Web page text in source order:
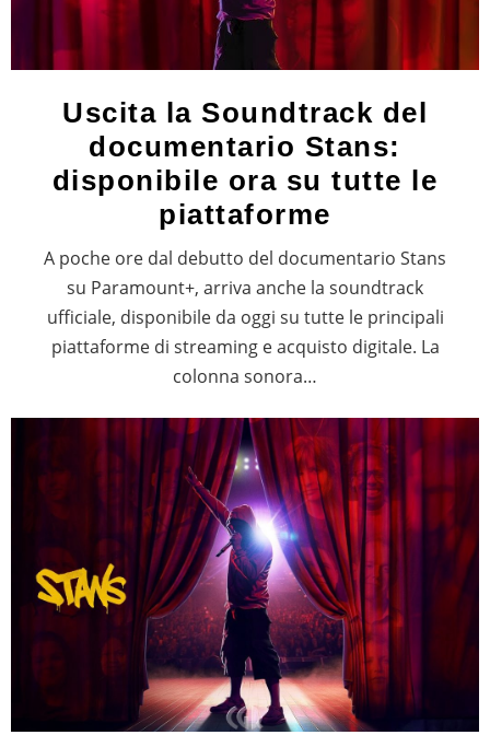
Uscita la Soundtrack del
documentario Stans:
disponibile ora su tutte le
piattaforme
A poche ore dal debutto del documentario Stans
su Paramount+, arriva anche la soundtrack
ufficiale, disponibile da oggi su tutte le principali
piattaforme di streaming e acquisto digitale. La
colonna sonora…